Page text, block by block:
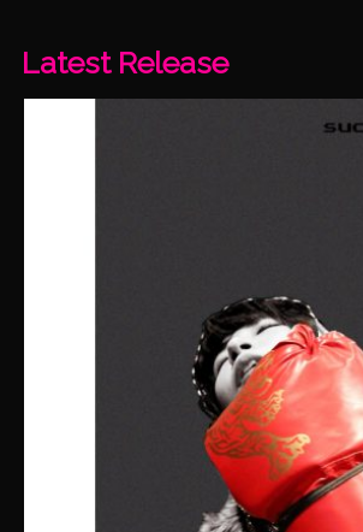
Latest Release